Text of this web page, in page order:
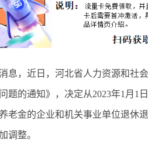
，近日，河北省人力资源和社会
题的通知》，决定从2023年1月1
老金的企业和机关事业单位退休
调整。